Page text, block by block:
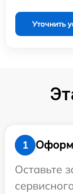
Уточнить
1
Оставьте